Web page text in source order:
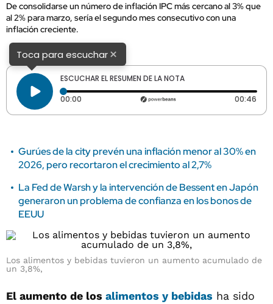
De consolidarse un número de inflación IPC más cercano al 3% que
al 2% para marzo, sería el segundo mes consecutivo con una
inflación creciente.
Toca para escuchar×
ESCUCHAR EL RESUMEN DE LA NOTA
00:00 Tiempo transcurrido: 0 segundos 00:46
Gurúes de la city prevén una inflación menor al 30% en
2026, pero recortaron el crecimiento al 2,7%
La Fed de Warsh y la intervención de Bessent en Japón
generaron un problema de confianza en los bonos de
EEUU
Los alimentos y bebidas tuvieron un aumento acumulado de
un 3,8%,
El aumento de los alimentos y bebidas ha sido